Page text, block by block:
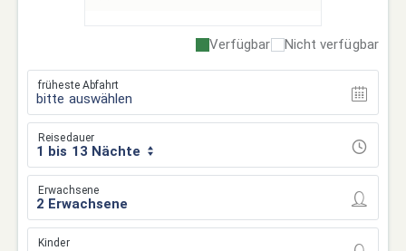
Verfügbar Nicht verfügbar
früheste Abfahrt
bitte auswählen
Reisedauer
1 bis 13 Nächte
Erwachsene
Kinder